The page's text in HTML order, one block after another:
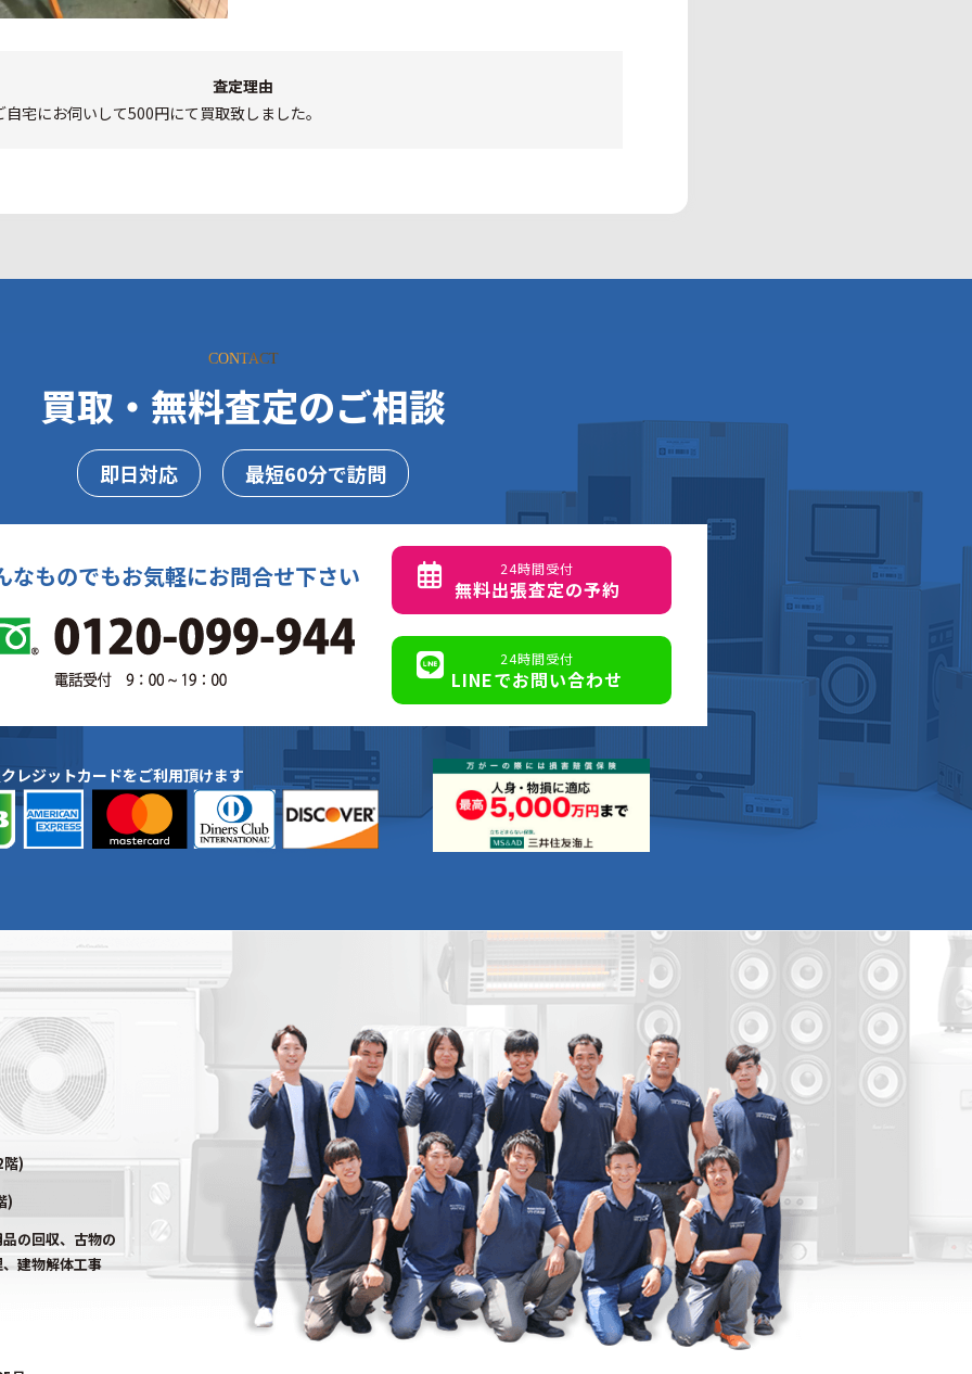
査定理由
宅にお伺いして500円にて買取致しました。
CONTACT
買取・無料査定のご相談
即日対応 最短60分で訪問
なものでもお気軽にお問合せ下さい 24時間受付
無料出張査定の予約
24時間受付
LINEでお問い合わせ
レジットカードをご利用頂けます
)
)
の回収、古物の
建物解体工事